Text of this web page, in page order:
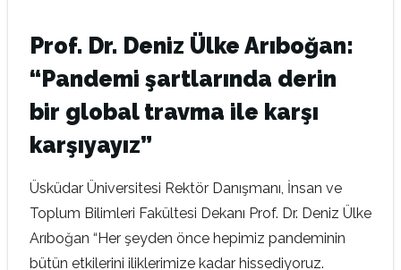
Prof. Dr. Deniz Ülke Arıboğan:
“Pandemi şartlarında derin
bir global travma ile karşı
karşıyayız”
Üsküdar Üniversitesi Rektör Danışmanı, İnsan ve
Toplum Bilimleri Fakültesi Dekanı Prof. Dr. Deniz Ülke
Arıboğan “Her şeyden önce hepimiz pandeminin
bütün etkilerini iliklerimize kadar hissediyoruz.